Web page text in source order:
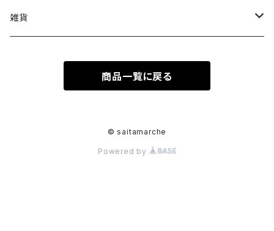
木
Tシャツ
雑貨
ステッカーシール
商品一覧に戻る
© saitamarche
Powered by